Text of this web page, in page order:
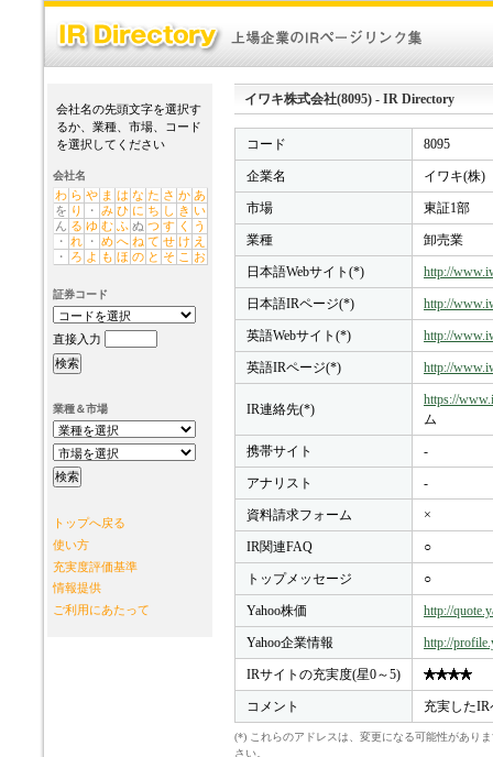
会社名の先頭文字を選択す
るか、業種、市場、コード
を選択してください
会社名
わ ら や ま は な た さ か あ
を り ・ み ひ に ち し き い
ん る ゆ む ふ ぬ つ す く
う
・ れ ・ め へ ね て せ け え
・
ろ よ も ほ の と そ こ お
証券コード
直接入力
業種＆市場
トップへ戻る
使い方
充実度評価基準
情報提供
ご利用にあたって
イワキ株式会社(8095) - IR Directory
コード 8095
企業名 イワキ(株)
市場 東証1部
業種 卸売業
日本語Webサイト(*) http://
日本語IRページ(*) http://
英語Webサイト(*) http://
英語IRページ(*) http://
IR連絡先(*)
https://
ム
携帯サイト -
アナリスト -
資料請求フォーム ×
IR関連FAQ ○
トップメッセージ ○
Yahoo株価 http://
Yahoo企業情報 http://
IRサイトの充実度(星0～5)
コメント 充実した
(*) これらのアドレスは、変更になる可能性があり
さい。